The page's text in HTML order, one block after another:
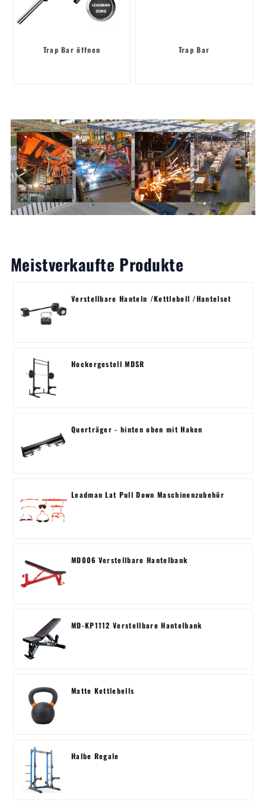
Trap Bar öffnen Trap Bar
Meistverkaufte Produkte
Verstellbare Hanteln /Kettlebell /Hantelset
Hockergestell MDSR
Querträger - hinten oben mit Haken
Leadman Lat Pull Down Maschinenzubehör
MD006 Verstellbare Hantelbank
MD-KP1112 Verstellbare Hantelbank
Matte Kettlebells
Halbe Regale